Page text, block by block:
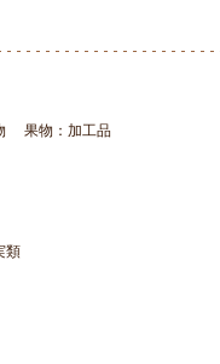
果物：加工品
類